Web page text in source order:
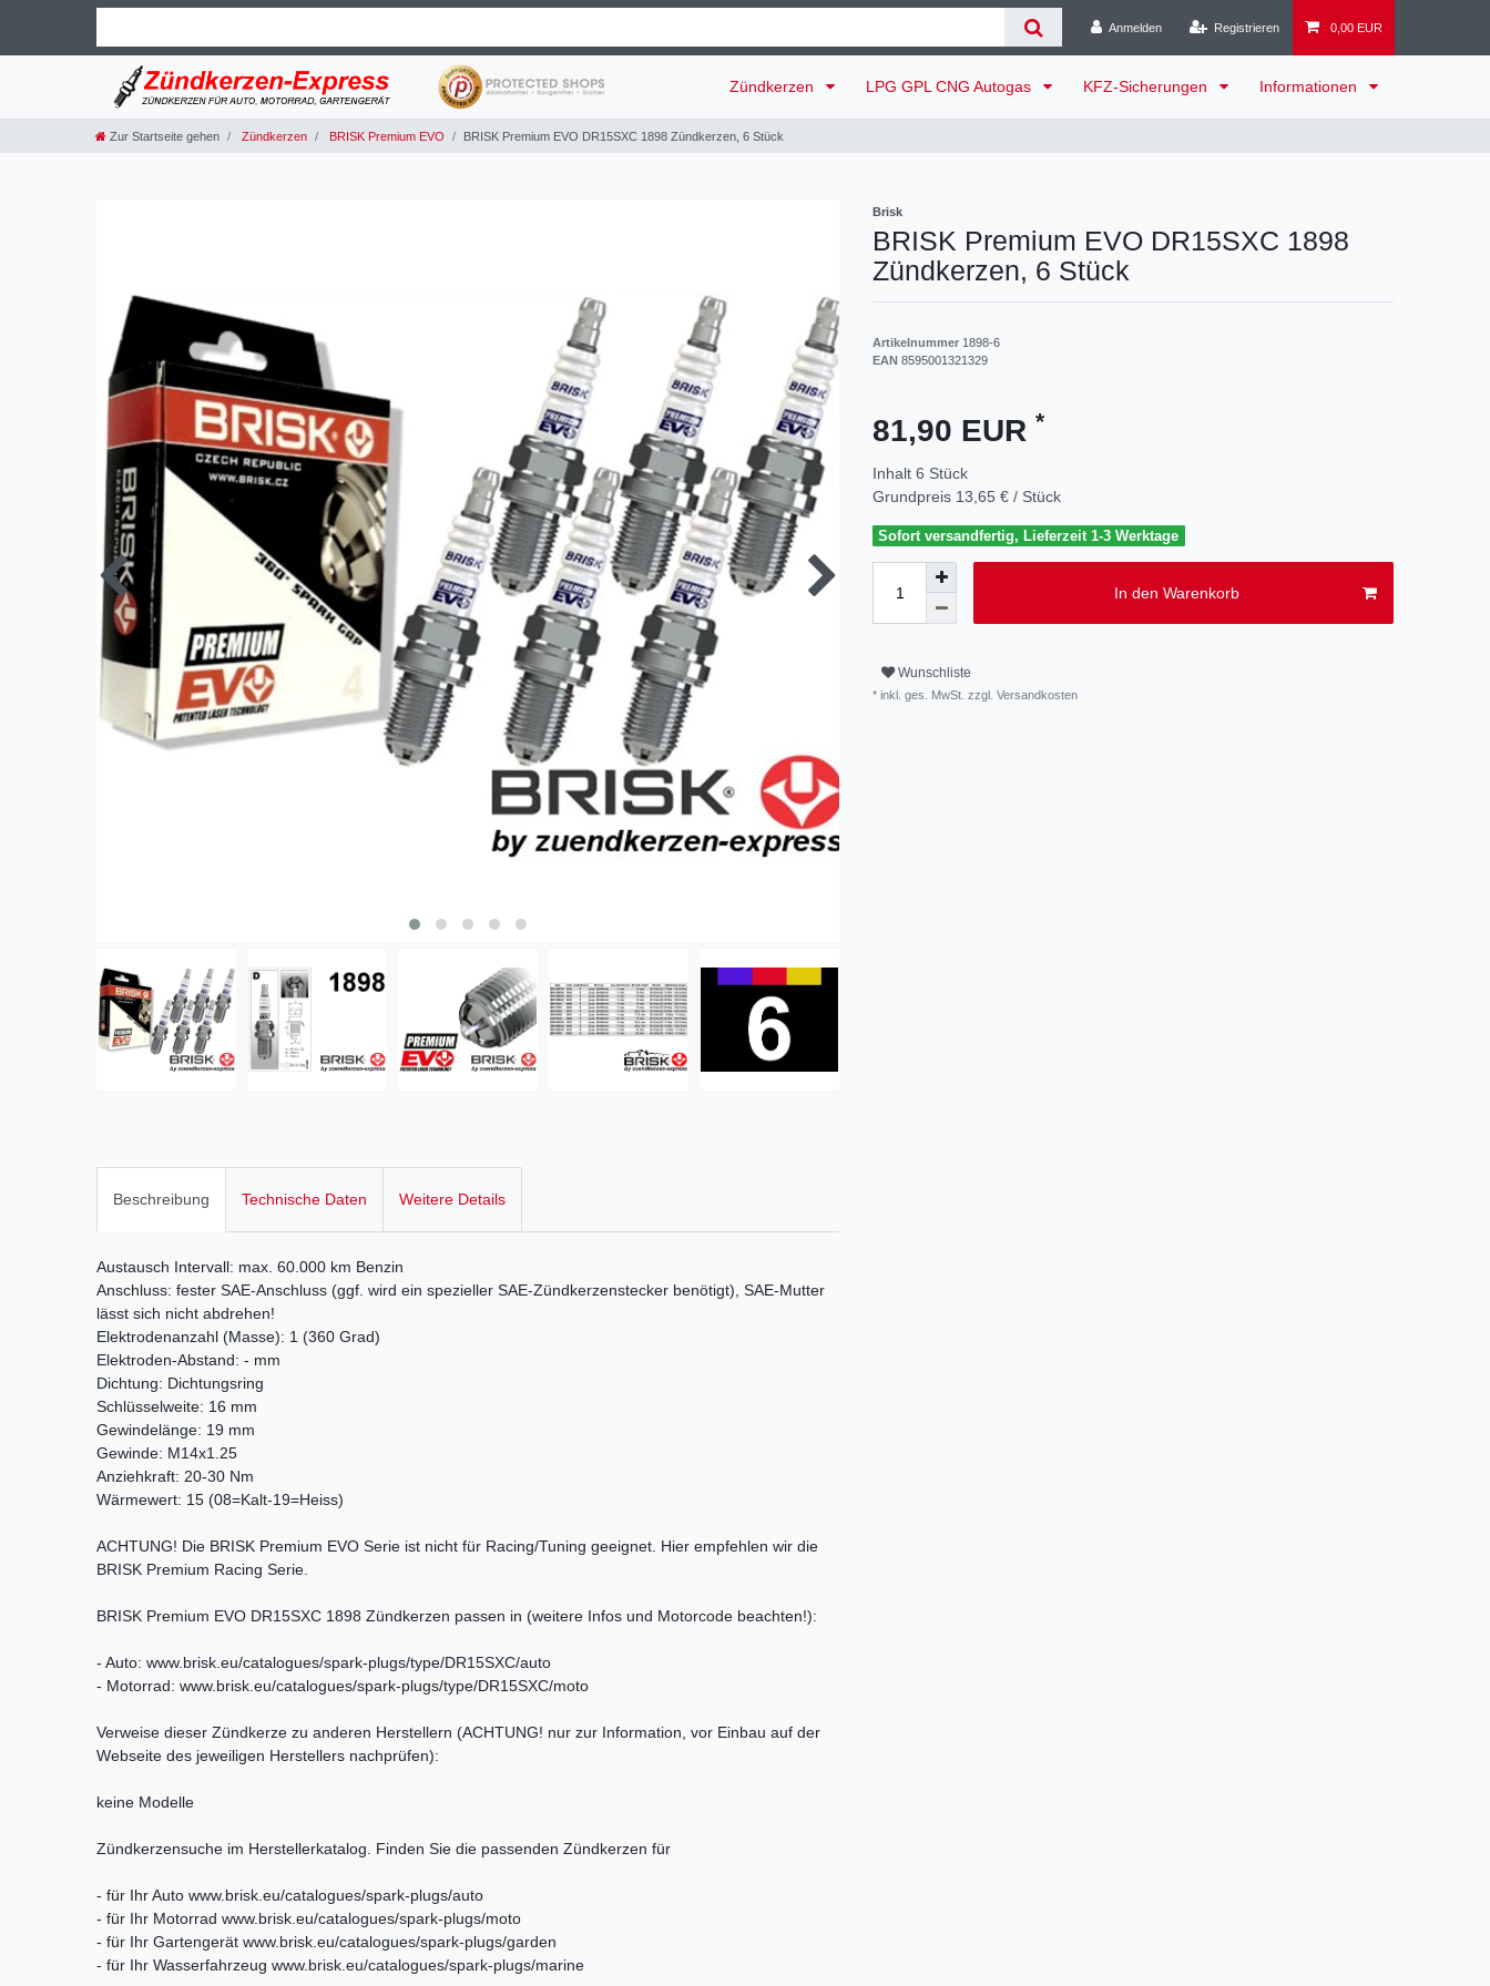
Anmelden Registrieren 0,00 EUR
Zündkerzen LPG GPL CNG Autogas KFZ-Sicherungen Informationen
Zur Startseite gehen Zündkerzen BRISK Premium EVO BRISK Premium EVO DR15SXC 1898 Zündkerzen, 6 Stück
Brisk
BRISK Premium EVO DR15SXC 1898
Zündkerzen, 6 Stück
Artikelnummer 1898-6
EAN 8595001321329
81,90 EUR *
Inhalt 6 Stück
Grundpreis 13,65 € / Stück
Sofort versandfertig, Lieferzeit 1-3 Werktage
In den Warenkorb
Wunschliste
* inkl. ges. MwSt. zzgl. Versandkosten
Beschreibung Technische Daten Weitere Details
Austausch Intervall: max. 60.000 km Benzin
Anschluss: fester SAE-Anschluss (ggf. wird ein spezieller SAE-Zündkerzenstecker benötigt), SAE-Mutter
lässt sich nicht abdrehen!
Elektrodenanzahl (Masse): 1 (360 Grad)
Elektroden-Abstand: - mm
Dichtung: Dichtungsring
Schlüsselweite: 16 mm
Gewindelänge: 19 mm
Gewinde: M14x1.25
Anziehkraft: 20-30 Nm
Wärmewert: 15 (08=Kalt-19=Heiss)
ACHTUNG! Die BRISK Premium EVO Serie ist nicht für Racing/Tuning geeignet. Hier empfehlen wir die
BRISK Premium Racing Serie.
BRISK Premium EVO DR15SXC 1898 Zündkerzen passen in (weitere Infos und Motorcode beachten!):
- Auto: www.brisk.eu/catalogues/spark-plugs/type/DR15SXC/auto
- Motorrad: www.brisk.eu/catalogues/spark-plugs/type/DR15SXC/moto
Verweise dieser Zündkerze zu anderen Herstellern (ACHTUNG! nur zur Information, vor Einbau auf der
Webseite des jeweiligen Herstellers nachprüfen):
keine Modelle
Zündkerzensuche im Herstellerkatalog. Finden Sie die passenden Zündkerzen für
- für Ihr Auto www.brisk.eu/catalogues/spark-plugs/auto
- für Ihr Motorrad www.brisk.eu/catalogues/spark-plugs/moto
- für Ihr Gartengerät www.brisk.eu/catalogues/spark-plugs/garden
- für Ihr Wasserfahrzeug www.brisk.eu/catalogues/spark-plugs/marine